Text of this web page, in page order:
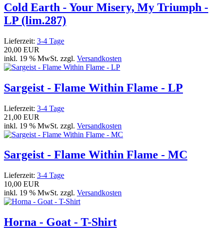
Cold Earth - Your Misery, My Triumph -
LP (lim.287)
Lieferzeit: 3-4 Tage
20,00 EUR
inkl. 19 % MwSt. zzgl. Versandkosten
Sargeist - Flame Within Flame - LP
Lieferzeit: 3-4 Tage
21,00 EUR
inkl. 19 % MwSt. zzgl. Versandkosten
Sargeist - Flame Within Flame - MC
Lieferzeit: 3-4 Tage
10,00 EUR
inkl. 19 % MwSt. zzgl. Versandkosten
Horna - Goat - T-Shirt